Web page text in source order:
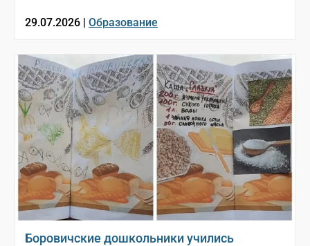
29.07.2026 | Образование
Боровичские дошкольники учились